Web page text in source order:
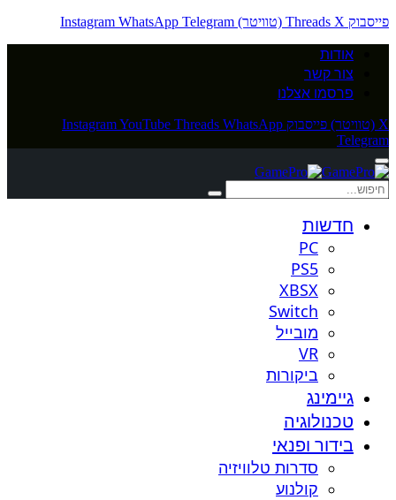
פייסבוק
Threads X (טוויטר) Instagram WhatsApp Telegram
אודות
צור קשר
פרסמו אצלנו
X (טוויטר) פייסבוק InstagramYouTube Threads WhatsApp
Telegram
חדשות
PC
PS5
XBSX
Switch
מובייל
VR
ביקורות
גיימינג
טכנולוגיה
בידור ופנאי
סדרות טלוויזיה
קולנוע